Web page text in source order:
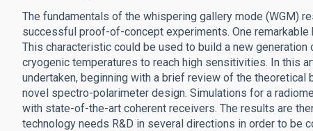
The fundamentals of the whispering gallery mode (WGM)
successful proof-of-concept experiments. One
This characteristic could be used to build a new
cryogenic temperatures to reach high sensitivities. In this
undertaken, beginning with a brief review of the
novel spectro-polarimeter design. Simulations for a
with state-of-the-art coherent receivers. The results are
technology needs R&D in several directions in order to be